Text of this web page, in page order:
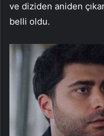
ve diziden aniden
belli oldu.